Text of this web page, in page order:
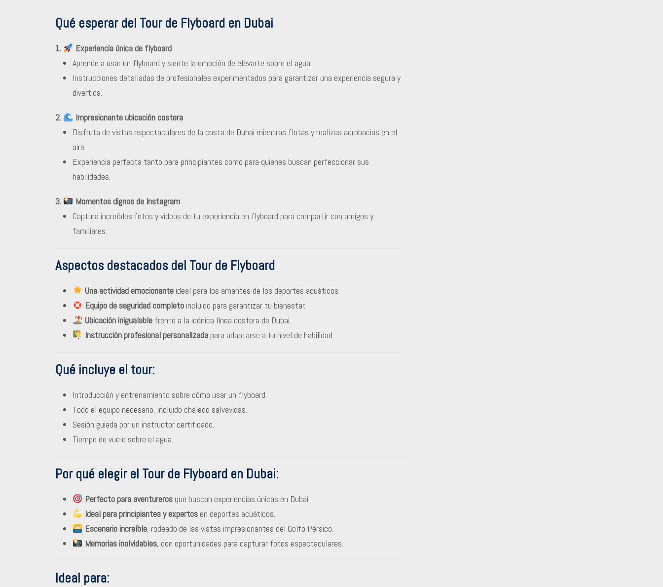
Qué esperar del Tour de Flyboard en Dubai
1.
Experiencia única de flyboard
Aprende a usar un flyboard y siente la emoción de elevarte sobre el agua.
Instrucciones detalladas de profesionales experimentados para garantizar una experiencia segura y
divertida.
2.
Impresionante ubicación costera
Disfruta de vistas espectaculares de la costa de Dubai mientras flotas y realizas acrobacias en el
aire.
Experiencia perfecta tanto para principiantes como para quienes buscan perfeccionar sus
habilidades.
3.
Momentos dignos de Instagram
Captura increíbles fotos y videos de tu experiencia en flyboard para compartir con amigos y
familiares.
Aspectos destacados del Tour de Flyboard
Una actividad emocionanteideal para los amantes de los deportes acuáticos.
Equipo de seguridad completoincluido para garantizar tu bienestar.
Ubicación inigualablefrente a la icónica línea costera de Dubai.
Instrucción profesional personalizadapara adaptarse a tu nivel de habilidad.
Qué incluye el tour:
Introducción y entrenamiento sobre cómo usar un flyboard.
Todo el equipo necesario, incluido chaleco salvavidas.
Sesión guiada por un instructor certificado.
Tiempo de vuelo sobre el agua.
Por qué elegir el Tour de Flyboard en Dubai:
Perfecto para aventurerosque buscan experiencias únicas en Dubai.
Ideal para principiantes y expertosen deportes acuáticos.
Escenario increíble, rodeado de las vistas impresionantes del Golfo Pérsico.
Memorias inolvidables, con oportunidades para capturar fotos espectaculares.
Ideal para: